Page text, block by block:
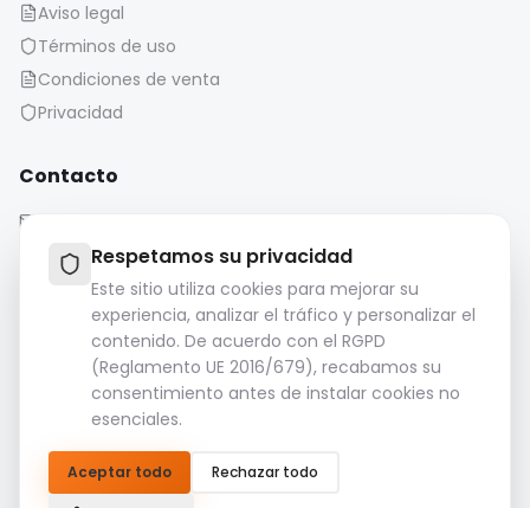
Respetamos su privacidad
Este sitio utiliza cookies para mejorar su
experiencia, analizar el tráfico y personalizar el
contenido. De acuerdo con el RGPD
(Reglamento UE 2016/679), recabamos su
consentimiento antes de instalar cookies no
esenciales.
Aceptar todo Rechazar todo
Aviso legal
Términos de uso
Condiciones de venta
Privacidad
Contacto
Política de conservación:
Los archivos multimedia (imágenes, vídeos, archivos de
Por favor, descargue y guarde sus archivos importantes.